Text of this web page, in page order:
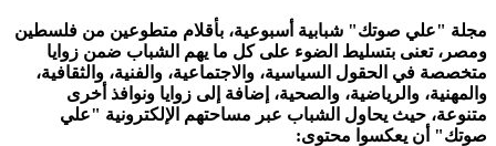
مجلة "علي صوتك" شبابية أسبوعية، بأقلام متطوعين من فلسطين
ومصر، تعنى بتسليط الضوء على كل ما يهم الشباب ضمن زوايا
متخصصة في الحقول السياسية، والاجتماعية، والفنية، والثقافية،
والمهنية، والرياضية، والصحية، إضافة إلى زوايا ونوافذ أخرى
متنوعة، حيث يحاول الشباب عبر مساحتهم الإلكترونية "علي
صوتك" أن يعكسوا محتوى: